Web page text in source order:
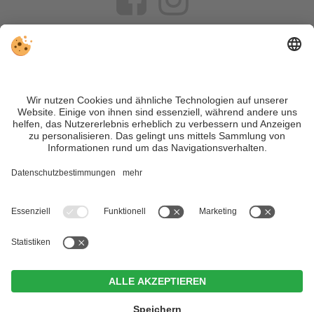
Zin Park | alpine suites & spa
VIVOSüdtirol ist das Reiseportal für alle, die Südtirol nicht nur
besuchen, sondern wirklich erleben wollen – inklusive Tipps,
tollen Unterkünften und Angeboten.
Trotz genauer Arbeit und ständigem Aktualisieren der Inhalte,
Informieren Sie sich sicherheitshalber nochmals beim
Einstellungen | MwSt.-Nr. IT02365710215